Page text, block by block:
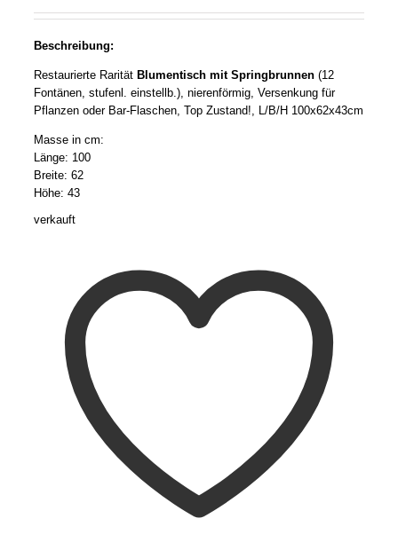
Beschreibung:
Restaurierte Rarität Blumentisch mit Springbrunnen (12
Fontänen, stufenl. einstellb.), nierenförmig, Versenkung für
Pflanzen oder Bar-Flaschen, Top Zustand!, L/B/H 100x62x43cm
Masse in cm:
Länge: 100
Breite: 62
Höhe: 43
verkauft